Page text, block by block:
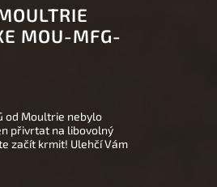
MOU-MFG-
od Moultrie nebylo
přivrtat na libovolný
začít krmit! Ulehčí Vám